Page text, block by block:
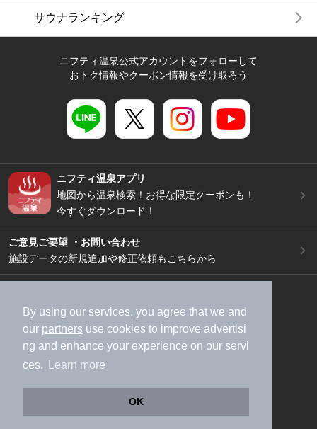
By using our services, you agree that we and
our partners use cookies to improve advertisi
ng and enhance your experience on our servi
ces.
Learn more
OK
サウナランキング
ニフティ温泉公式アカウントをフォローして
おトク情報やクーポン情報を受け取ろう
ニフティ温泉アプリ
地図から温泉検索！お得な限定クーポンも！
今すぐダウンロード！
ご意見ご要望 ・お問い合わせ
施設データの新規追加や修正依頼もこちらから
加盟店募集（資料請求）
広告出稿のご案内
利用規約
ライフスタイルMEMBERS+規約
特定商取引法に基づく表記
ヘルプ
採用情報
運営会社